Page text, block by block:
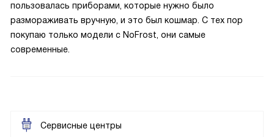
пользовалась приборами, которые нужно было
размораживать вручную, и это был кошмар. С тех пор
покупаю только модели с NoFrost, они самые
современные.
Сервисные центры